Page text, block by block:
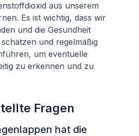
aus unserem
Es ist wichtig, dass wir
und die Gesundheit
und regelmäßig
um eventuelle
zu erkennen und zu
Fragen
hat die